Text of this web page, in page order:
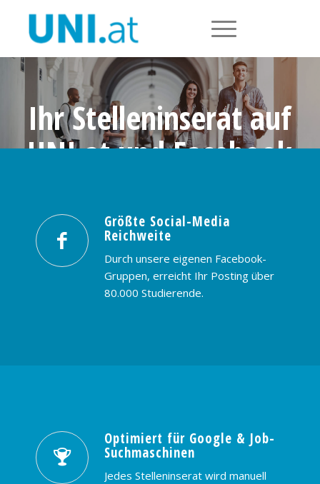
Ihr Stelleninserat auf
UNI.at und Facebook
PREISE & BUCHUNG KONTAKT
Größte Social-Media
Reichweite
Durch unsere eigenen Facebook-
Gruppen, erreicht Ihr Posting über
80.000 Studierende.
Optimiert für Google & Job-
Suchmaschinen
Jedes Stelleninserat wird manuell